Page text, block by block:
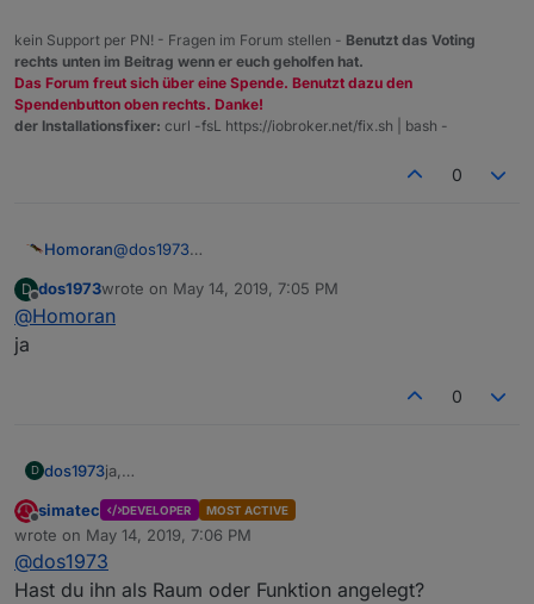
kein Support per PN! - Fragen im Forum stellen - Benutzt das Voting
rechts unten im Beitrag wenn er euch geholfen hat.
Das Forum freut sich über eine Spende. Benutzt dazu den
Spendenbutton oben rechts. Danke!
der Installationsfixer: curl -fsL https://iobroker.net/fix.sh | bash -
0
Homoran@dos1973
D
Offline
dos1973wrote on May 14, 2019, 7:05 PM
last edited by
@Homoran
ja
0
D dos1973ja,
ich habe jetzt eine enum Rolladen angelegt. Da habe
ich den Shelly zugeordnet Dieses enum "Rolladen"
finde ich aber nicht in der Auswahl im Adapter...
Offline
simatec DEVELOPER MOST ACTIVE
wrote on May 14, 2019, 7:06 PM
last edited by
@dos1973
Hast du ihn als Raum oder Funktion angelegt?